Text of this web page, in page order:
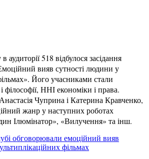
аудиторії 518 відбулося засідання
вияв сутності людини у
Його учасниками стали
філософії, ННІ економіки і права.
Чуприна і Катерина Кравченко,
жанр у наступних роботах
Ілюмінатор», «Вилучення» та інш.
обговорювали емоційний вияв
фільмах